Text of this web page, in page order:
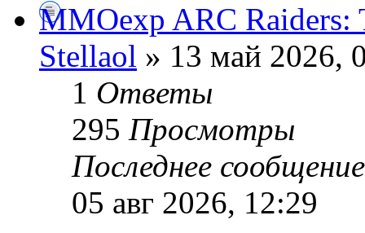
MMOexp ARC
Stellaol » 13 май 2026,
1 Ответы
295 Просмотры
Последнее
05 авг 2026, 12:29